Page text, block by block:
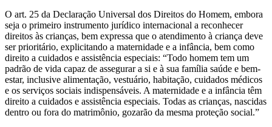
O art. 25 da Declaração Universal dos Direitos do Homem, embora
seja o primeiro instrumento jurídico internacional a reconhecer
direitos às crianças, bem expressa que o atendimento à criança deve
ser prioritário, explicitando a maternidade e a infância, bem como
direito a cuidados e assistência especiais: “Todo homem tem um
padrão de vida capaz de assegurar a si e à sua família saúde e bem-
estar, inclusive alimentação, vestuário, habitação, cuidados médicos
e os serviços sociais indispensáveis. A maternidade e a infância têm
direito a cuidados e assistência especiais. Todas as crianças, nascidas
dentro ou fora do matrimônio, gozarão da mesma proteção social.”